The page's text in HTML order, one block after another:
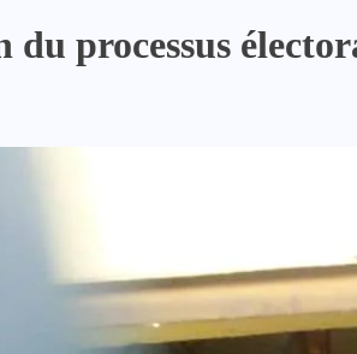
du processus